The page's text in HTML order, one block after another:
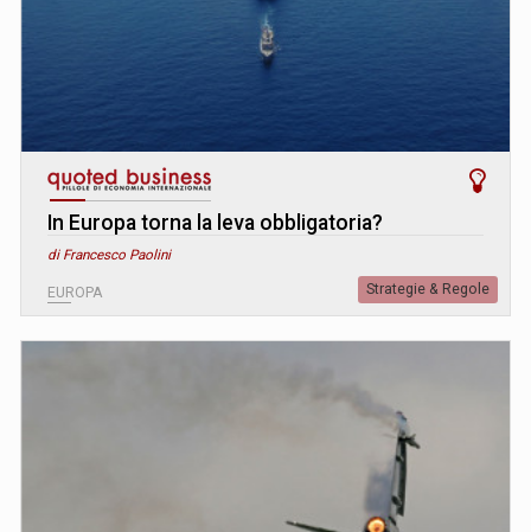
In Europa torna la leva obbligatoria?
di Francesco Paolini
EUROPA Strategie & Regole